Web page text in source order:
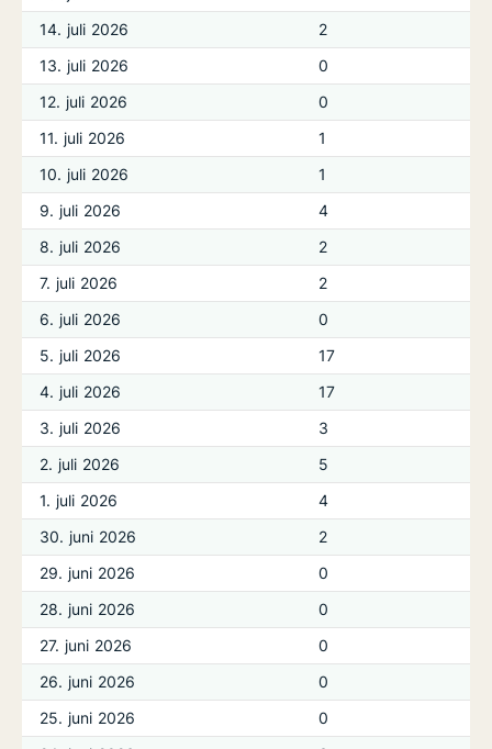
14. juli 2026
2
13. juli 2026
0
12. juli 2026
0
11. juli 2026
1
10. juli 2026
1
9. juli 2026
4
8. juli 2026
2
7. juli 2026
2
6. juli 2026
0
5. juli 2026
17
4. juli 2026
17
3. juli 2026
3
2. juli 2026
5
1. juli 2026
4
30. juni 2026
2
29. juni 2026
0
28. juni 2026
0
27. juni 2026
0
26. juni 2026
0
25. juni 2026
0